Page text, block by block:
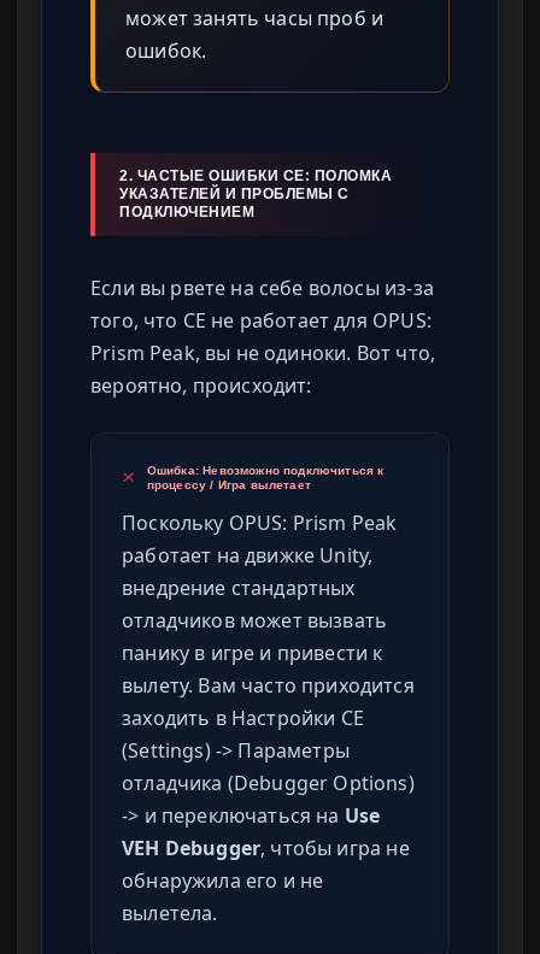
может занять часы проб и
ошибок.
2. ЧАСТЫЕ ОШИБКИ CE: ПОЛОМКА
УКАЗАТЕЛЕЙ И ПРОБЛЕМЫ С
ПОДКЛЮЧЕНИЕМ
Если вы рвете на себе волосы из-за
того, что CE не работает для OPUS:
Prism Peak, вы не одиноки. Вот что,
вероятно, происходит:
Ошибка: Невозможно подключиться к
процессу / Игра вылетает
Поскольку OPUS: Prism Peak
работает на движке Unity,
внедрение стандартных
отладчиков может вызвать
панику в игре и привести к
вылету. Вам часто приходится
заходить в Настройки CE
(Settings) -> Параметры
отладчика (Debugger Options)
-> и переключаться на Use
VEH Debugger, чтобы игра не
обнаружила его и не
вылетела.